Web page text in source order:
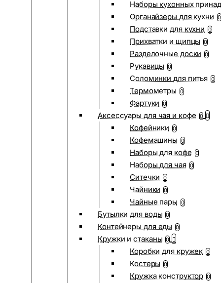
Наборы кухонных
Органайзеры для кухни 0
Подставки для кухни 0
Прихватки и щипцы 0
Разделочные доски 0
Рукавицы 0
Соломинки для питья 0
Термометры 0
Фартуки 0
Аксессуары для чая и кофе 0
Кофейники 0
Кофемашины 0
Наборы для кофе 0
Наборы для чая 0
Ситечки 0
Чайники 0
Чайные пары 0
Бутылки для воды 0
Контейнеры для еды 0
Кружки и стаканы 0
Коробки для кружек 0
Костеры 0
Кружка конструктор 0